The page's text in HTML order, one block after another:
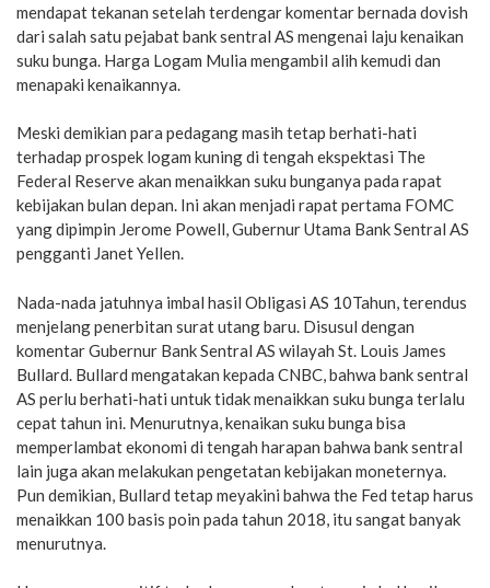
mendapat tekanan setelah terdengar komentar bernada dovish
dari salah satu pejabat bank sentral AS mengenai laju kenaikan
suku bunga. Harga Logam Mulia mengambil alih kemudi dan
menapaki kenaikannya.
Meski demikian para pedagang masih tetap berhati-hati
terhadap prospek logam kuning di tengah ekspektasi The
Federal Reserve akan menaikkan suku bunganya pada rapat
kebijakan bulan depan. Ini akan menjadi rapat pertama FOMC
yang dipimpin Jerome Powell, Gubernur Utama Bank Sentral AS
pengganti Janet Yellen.
Nada-nada jatuhnya imbal hasil Obligasi AS 10Tahun, terendus
menjelang penerbitan surat utang baru. Disusul dengan
komentar Gubernur Bank Sentral AS wilayah St. Louis James
Bullard. Bullard mengatakan kepada CNBC, bahwa bank sentral
AS perlu berhati-hati untuk tidak menaikkan suku bunga terlalu
cepat tahun ini. Menurutnya, kenaikan suku bunga bisa
memperlambat ekonomi di tengah harapan bahwa bank sentral
lain juga akan melakukan pengetatan kebijakan moneternya.
Pun demikian, Bullard tetap meyakini bahwa the Fed tetap harus
menaikkan 100 basis poin pada tahun 2018, itu sangat banyak
menurutnya.